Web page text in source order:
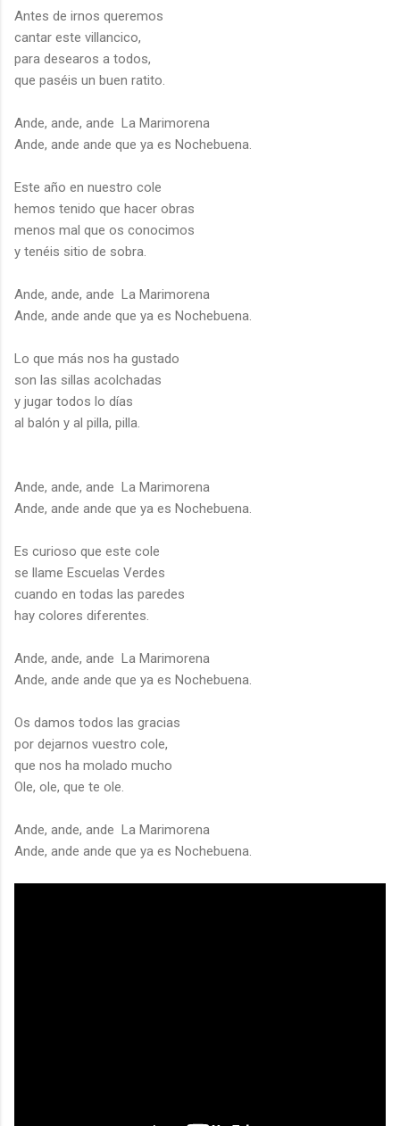
Antes de irnos queremos
cantar este villancico,
para desearos a todos,
que paséis un buen ratito.
Ande, ande, ande La Marimorena
Ande, ande ande que ya es Nochebuena.
Este año en nuestro cole
hemos tenido que hacer obras
menos mal que os conocimos
y tenéis sitio de sobra.
Ande, ande, ande La Marimorena
Ande, ande ande que ya es Nochebuena.
Lo que más nos ha gustado
son las sillas acolchadas
y jugar todos lo días
al balón y al pilla, pilla.
Ande, ande, ande La Marimorena
Ande, ande ande que ya es Nochebuena.
Es curioso que este cole
se llame Escuelas Verdes
cuando en todas las paredes
hay colores diferentes.
Ande, ande, ande La Marimorena
Ande, ande ande que ya es Nochebuena.
Os damos todos las gracias
por dejarnos vuestro cole,
que nos ha molado mucho
Ole, ole, que te ole.
Ande, ande, ande La Marimorena
Ande, ande ande que ya es Nochebuena.